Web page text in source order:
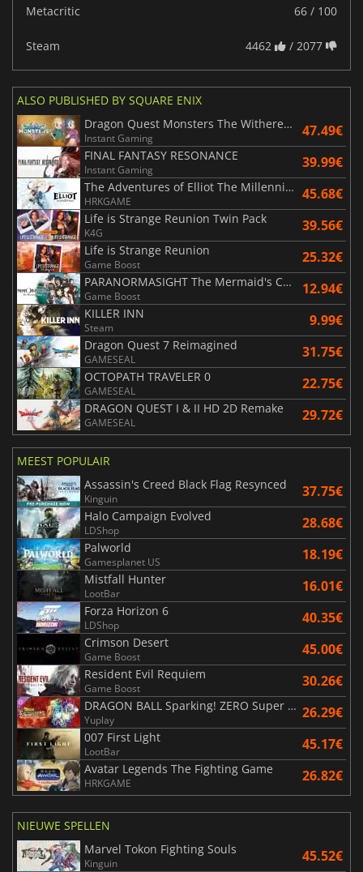
Metacritic
66 / 100
Steam 4462 / 2077
ALSO PUBLISHED BY SQUARE ENIX
Dragon Quest Monsters The Withered World
Instant Gaming 47.49€
FINAL FANTASY RESONANCE
Instant Gaming 39.99€
The Adventures of Elliot The Millennium Tales
HRKGAME 45.68€
Life is Strange Reunion Twin Pack
K4G 39.56€
Life is Strange Reunion
Game Boost 25.32€
PARANORMASIGHT The Mermaid's Curse
Game Boost 12.94€
KILLER INN
Steam 9.99€
Dragon Quest 7 Reimagined
GAMESEAL 31.75€
OCTOPATH TRAVELER 0
GAMESEAL 22.75€
DRAGON QUEST I & II HD 2D Remake
GAMESEAL 29.72€
MEEST POPULAIR
Assassin's Creed Black Flag Resynced
Kinguin 37.75€
Halo Campaign Evolved
LDShop 28.68€
Palworld
Gamesplanet US 18.19€
Mistfall Hunter
LootBar 16.01€
Forza Horizon 6
LDShop 40.35€
Crimson Desert
Game Boost 45.00€
Resident Evil Requiem
Game Boost 30.26€
DRAGON BALL Sparking! ZERO Super Limit Breaking NEO
Yuplay 26.29€
007 First Light
LootBar 45.17€
Avatar Legends The Fighting Game
HRKGAME 26.82€
NIEUWE SPELLEN
Marvel Tokon Fighting Souls
Kinguin 45.52€